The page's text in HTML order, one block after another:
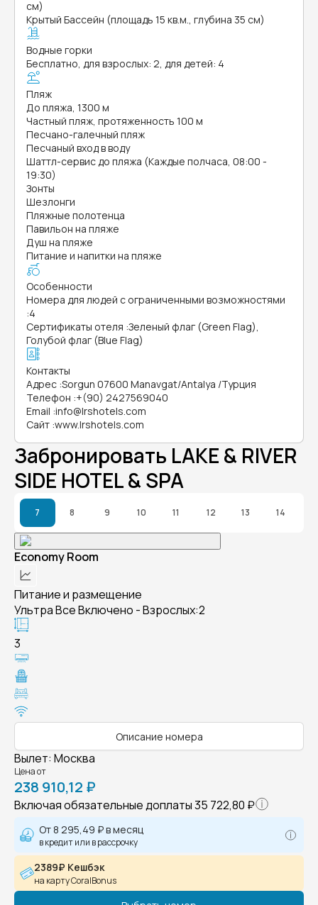
см)
Крытый Бассейн (площадь 15 кв.м., глубина 35 см)
Водные горки
Бесплатно, для взрослых: 2, для детей: 4
Пляж
До пляжа, 1300 м
Частный пляж, протяженность 100 м
Песчано-галечный пляж
Песчаный вход в воду
Шаттл-сервис до пляжа (Каждые полчаса, 08:00 -
19:30)
Зонты
Шезлонги
Пляжные полотенца
Павильон на пляже
Душ на пляже
Питание и напитки на пляже
Особенности
Номера для людей с ограниченными возможностями
:4
Сертификаты отеля :Зеленый флаг (Green Flag),
Голубой флаг (Blue Flag)
Контакты
Адрес :Sorgun 07600 Manavgat/Antalya /Турция
Телефон :+(90) 2427569040
Email :info@lrshotels.com
Сайт :www.lrshotels.com
Забронировать LAKE & RIVER
SIDE HOTEL & SPA
7 8 9 10 11 12 13 14
Economy Room
Питание и размещение
Ультра Все Включено - Взрослых:2
3
Описание номера
Вылет: Москва
Цена от
238 910,12 ₽
Включая обязательные доплаты35 722,80 ₽
От 8 295,49 ₽в месяц
в кредит или в рассрочку
2389₽ Кешбэк
на карту CoralBonus